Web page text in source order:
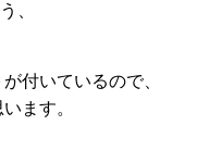
、
付いているので、
ます。